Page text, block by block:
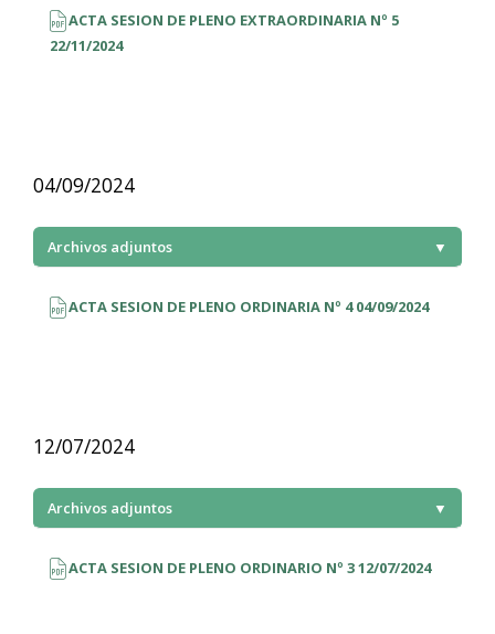
ACTA SESION DE PLENO EXTRAORDINARIA Nº 5
22/11/2024
04/09/2024
Archivos adjuntos ▼
ACTA SESION DE PLENO ORDINARIA Nº 4 04/09/2024
12/07/2024
Archivos adjuntos ▼
ACTA SESION DE PLENO ORDINARIO Nº 3 12/07/2024